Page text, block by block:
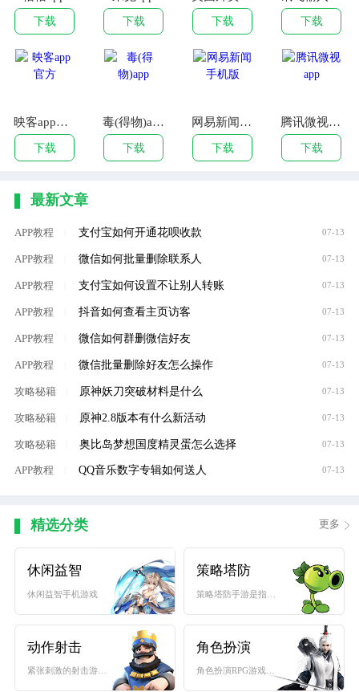
下载
下载
下载
下载
映客app官方
下载
毒(得物)app
下载
网易新闻手机版
下载
腾讯微视app
下载
最新文章
APP教程 支付宝如何开通花呗收款 07-13
APP教程 微信如何批量删除联系人 07-13
APP教程 支付宝如何设置不让别人转账 07-13
APP教程 抖音如何查看主页访客 07-13
APP教程 微信如何群删微信好友 07-13
APP教程 微信批量删除好友怎么操作 07-13
攻略秘籍 原神妖刀突破材料是什么 07-13
攻略秘籍 原神2.8版本有什么新活动 07-13
攻略秘籍 奥比岛梦想国度精灵蛋怎么选择 07-13
APP教程 QQ音乐数字专辑如何送人 07-13
精选分类 更多
休闲益智
休闲益智手机游戏下载...
策略塔防
动作射击
紧张刺激的射击游戏是...
角色扮演
角色扮演RPG游戏大全...